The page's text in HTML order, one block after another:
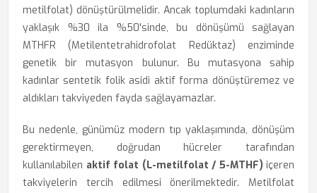
metilfolat) dönüştürülmelidir. Ancak toplumdaki kadınların
yaklaşık %30 ila %50'sinde, bu dönüşümü sağlayan
MTHFR (Metilentetrahidrofolat Redüktaz) enziminde
genetik bir mutasyon bulunur. Bu mutasyona sahip
kadınlar sentetik folik asidi aktif forma dönüştüremez ve
aldıkları takviyeden fayda sağlayamazlar.
Bu nedenle, günümüz modern tıp yaklaşımında, dönüşüm
gerektirmeyen, doğrudan hücreler tarafından
kullanılabilen aktif folat (L-metilfolat / 5-MTHF) içeren
takviyelerin tercih edilmesi önerilmektedir. Metilfolat